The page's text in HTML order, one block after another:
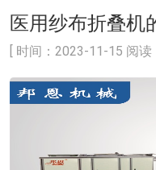
医用纱布折叠机
[ 时间：2023-11-15 阅读